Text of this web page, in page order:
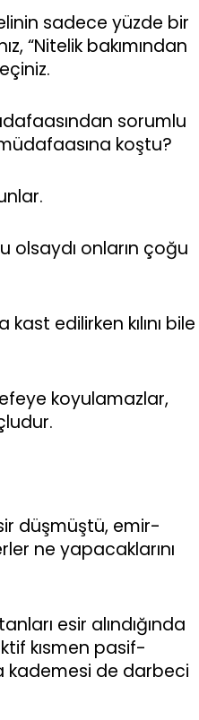
sadece yüzde bir
“Nitelik bakımından
sorumlu
koştu?
olsaydı onların çoğu
edilirken kılını bile
koyulamazlar,
düşmüştü, emir-
ne yapacaklarını
esir alındığında
kısmen pasif-
kademesi de darbeci